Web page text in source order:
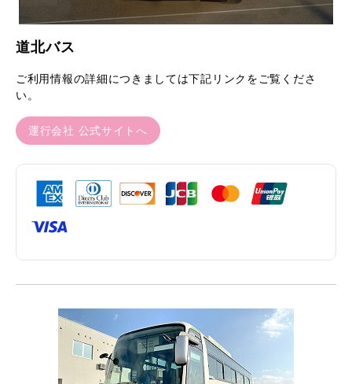
道北バス
ご利用情報の詳細につきましては下記リンクをご覧くださ
い。
運行会社 公式サイトへ